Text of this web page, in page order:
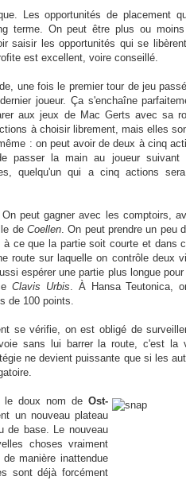
Les opportunités de placement
terme. On peut être plus ou
saisir les opportunités qui se
est excellent, voire conseillé.
une fois le premier tour de jeu
joueur. Ça s'enchaîne
aux jeux de Mac Gerts avec sa
à choisir librement, mais elles
: on peut avoir de deux à cinq
passer la main au joueur suivant
quelqu'un qui a cinq actions
peut gagner avec les comptoirs,
de Coellen. On peut prendre un peu
ce que la partie soit courte et dans
route sur laquelle on contrôle deux
espérer une partie plus longue
Clavis Urbis. À Hansa Teutonica,
de 100 points.
se vérifie, on est obligé de
sans lui barrer la route, c'est la
ne devient puissante que si les
doux nom de Ost-
un nouveau plateau
de base. Le nouveau
choses vraiment
manière inattendue
sont déjà forcément